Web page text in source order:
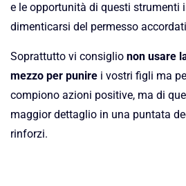
e le opportunità di questi strumenti
dimenticarsi del permesso
Soprattutto vi consiglio non usare
mezzo per punire i vostri figli ma
compiono azioni positive, ma di
maggior dettaglio in una puntata
rinforzi.